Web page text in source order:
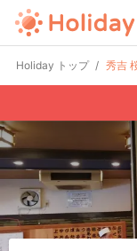
Holiday トップ 秀吉